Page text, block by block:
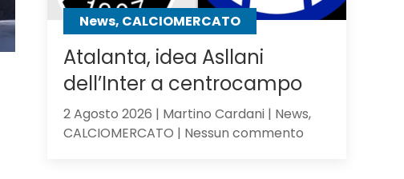
contro
gli
News, CALCIOMERCATO
Atalanta, idea Asllani
dell’Inter a centrocampo
2 Agosto 2026 | Martino Cardani | News,
CALCIOMERCATO | Nessun commentosu